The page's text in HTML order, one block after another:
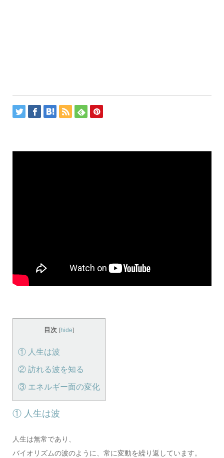
目次 [hide]
① 人生は波
② 訪れる波を知る
③ エネルギー面の変化
① 人生は波
人生は無常であり、
バイオリズムの波のように、常に変動を繰り返しています。